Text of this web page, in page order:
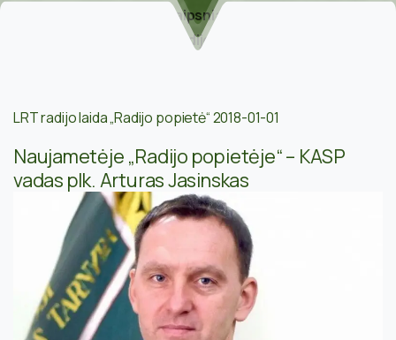
Straipsniai apie narius
Naujametėje LRT „Radijo popietėje“ KASP vadas
LRT radijo laida „Radijo popietė“ 2018-01-01
Naujametėje „Radijo popietėje“ – KASP
vadas plk. Arturas Jasinskas